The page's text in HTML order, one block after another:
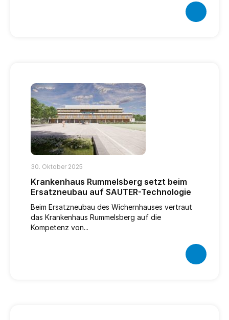
30. Oktober 2025
Krankenhaus Rummelsberg setzt beim
Ersatzneubau auf SAUTER-Technologie
Beim Ersatzneubau des Wichernhauses vertraut
das Krankenhaus Rummelsberg auf die
Kompetenz von...